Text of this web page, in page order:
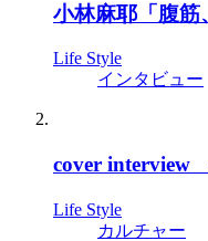
小林麻耶「腹筋
Life Style
インタビュー
cover interview
Life Style
カルチャー